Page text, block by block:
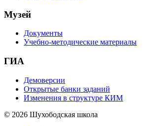
Музей
Документы
Учебно-методические материалы
ГИА
Демоверсии
Открытые банки заданий
Изменения в структуре КИМ
© 2026 Шухободская школа